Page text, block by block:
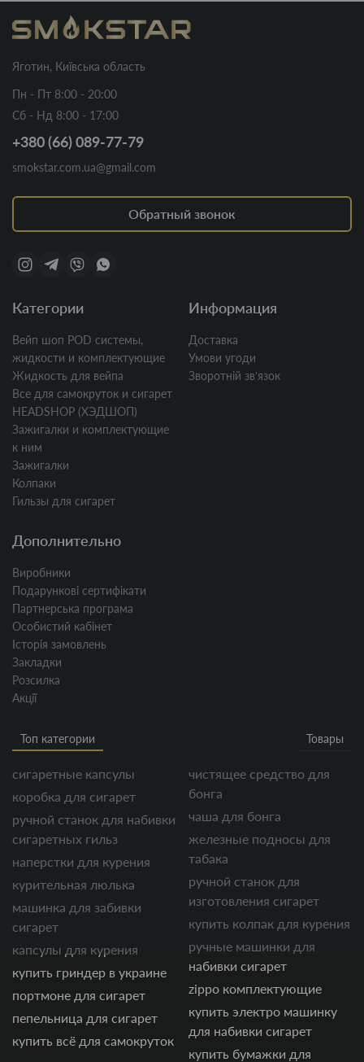
Яготин, Київська область
Пн - Пт 8:00 - 20:00
Сб - Нд 8:00 - 17:00
+380 (66) 089-77-79
smokstar.com.ua@gmail.com
Обратный звонок
Категории
Вейп шоп POD системы,
жидкости и комплектующие
Жидкость для вейпа
Все для самокруток и сигарет
HEADSHOP (ХЭДШОП)
Зажигалки и комплектующие
к ним
Зажигалки
Колпаки
Гильзы для сигарет
Информация
Доставка
Умови угоди
Зворотній звʼязок
Дополнительно
Виробники
Подарункові сертифікати
Партнерська програма
Особистий кабінет
Історія замовлень
Закладки
Розсилка
Акції
Топ категории Товары
сигаретные капсулы
коробка для сигарет
ручной станок для набивки
сигаретных гильз
наперстки для курения
курительная люлька
машинка для забивки
сигарет
капсулы для курения
купить гриндер в украине
портмоне для сигарет
пепельница для сигарет
купить всё для самокруток
чистящее средство для
бонга
чаша для бонга
железные подносы для
табака
ручной станок для
изготовления сигарет
купить колпак для курения
ручные машинки для
набивки сигарет
zippo комплектующие
купить электро машинку
для набивки сигарет
купить бумажки для